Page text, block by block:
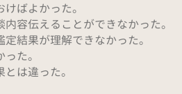
ばよかった。
容伝えることができなかった。
結果が理解できなかった。
た。
は違った。